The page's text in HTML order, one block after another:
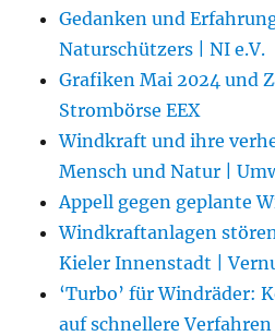
Gedanken und
Naturschützers | NI e.V.
Grafiken Mai 2024 und
Strombörse EEX
Windkraft und ihre
Mensch und Natur |
Appell gegen geplante
Windkraftanlagen
Kieler Innenstadt |
‘Turbo’ für Windräder:
auf schnellere